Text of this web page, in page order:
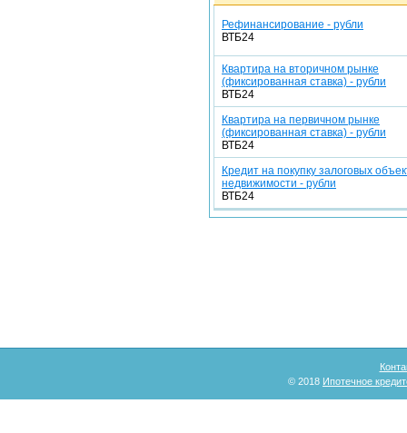
Рефинансирование - рубли
ВТБ24
Квартира на вторичном рынке
(фиксированная ставка) - рубли
ВТБ24
Квартира на первичном рынке
(фиксированная ставка) - рубли
ВТБ24
Кредит на покупку залоговых
недвижимости - рубли
ВТБ24
© 2018 Ипотечное